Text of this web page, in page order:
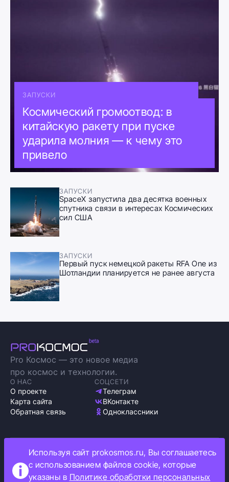
ЗАПУСКИ
Космический громоотвод: в
китайскую ракету при пуске
ударила молния — к чему это
привело
ЗАПУСКИ
SpaceX запустила два десятка военных
спутника связи в интересах Космических
сил США
ЗАПУСКИ
Первый пуск немецкой ракеты RFA One из
Шотландии планируется не ранее августа
Pro Космос — это новое медиа
про космос и технологии.
О НАС
О проекте
Карта сайта
Обратная связь
СОЦСЕТИ
Телеграм
ВКонтакте
Одноклассники
Политика обработки персональных данных
Как мы используем cookie
Используя сайт prokosmos.ru, Вы соглашаетесь
с использованием файлов cookie, которые
указаны в Политике обработки персональных